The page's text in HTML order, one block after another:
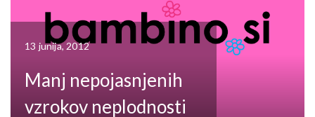
13 junija, 2012
Manj nepojasnjenih
vzrokov neplodnosti